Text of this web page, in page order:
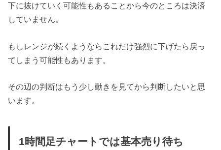
下に抜けていく可能性もあることから今のところは決済
していません。
もしレンジが続くようならこれだけ強烈に下げたら戻っ
てしまう可能性もあります。
その辺の判断はもう少し動きを見てから判断したいと思
います。
1時間足チャートでは基本売り待ち